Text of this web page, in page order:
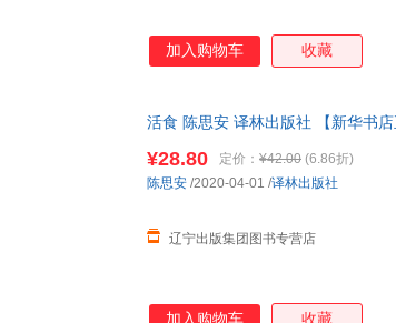
加入购物车 收藏
活食 陈思安 译林出版社 【新华书
¥28.80 定价： ¥42.00 (6.86折)
辽宁出版集团图书专营店
陈思安 /2020-04-01 /译林出版社
加入购物车 收藏